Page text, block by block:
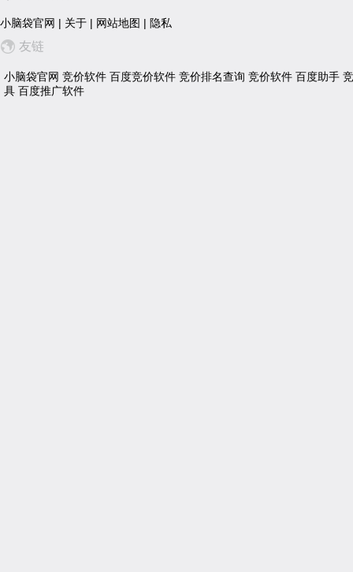
小脑袋官网 | 关于 | 网站地图 | 隐私
友链
小脑袋官网 竞价软件 百度竞价软件 竞价排名查询 竞价软件 百度助手
具 百度推广软件